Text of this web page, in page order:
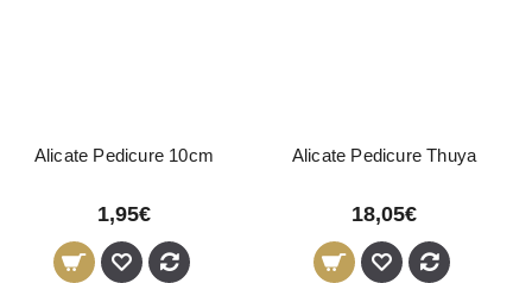
Alicate Pedicure 10cm
1,95€
Alicate Pedicure Thuya
18,05€